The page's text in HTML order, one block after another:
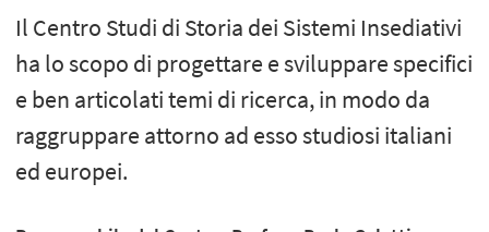
Il Centro Studi di Storia dei Sistemi Insediativi
ha lo scopo di progettare e sviluppare specifici
e ben articolati temi di ricerca, in modo da
raggruppare attorno ad esso studiosi italiani
ed europei.